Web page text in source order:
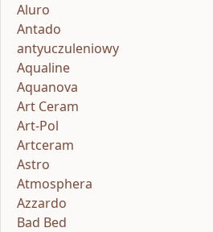
Aluro
Antado
antyuczuleniowy
Aqualine
Aquanova
Art Ceram
Art-Pol
Artceram
Astro
Atmosphera
Azzardo
Bad Bed